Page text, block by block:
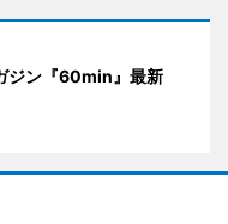
ジン『60min』最新